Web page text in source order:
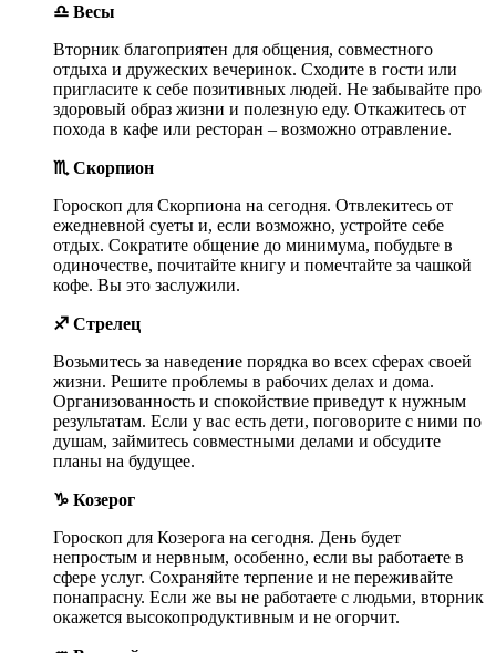
♎ Весы
Вторник благоприятен для общения, совместного
отдыха и дружеских вечеринок. Сходите в гости или
пригласите к себе позитивных людей. Не забывайте про
здоровый образ жизни и полезную еду. Откажитесь от
похода в кафе или ресторан – возможно отравление.
♏ Скорпион
Гороскоп для Скорпиона на сегодня. Отвлекитесь от
ежедневной суеты и, если возможно, устройте себе
отдых. Сократите общение до минимума, побудьте в
одиночестве, почитайте книгу и помечтайте за чашкой
кофе. Вы это заслужили.
♐ Стрелец
Возьмитесь за наведение порядка во всех сферах своей
жизни. Решите проблемы в рабочих делах и дома.
Организованность и спокойствие приведут к нужным
результатам. Если у вас есть дети, поговорите с ними по
душам, займитесь совместными делами и обсудите
планы на будущее.
♑ Козерог
Гороскоп для Козерога на сегодня. День будет
непростым и нервным, особенно, если вы работаете в
сфере услуг. Сохраняйте терпение и не переживайте
понапрасну. Если же вы не работаете с людьми, вторник
окажется высокопродуктивным и не огорчит.